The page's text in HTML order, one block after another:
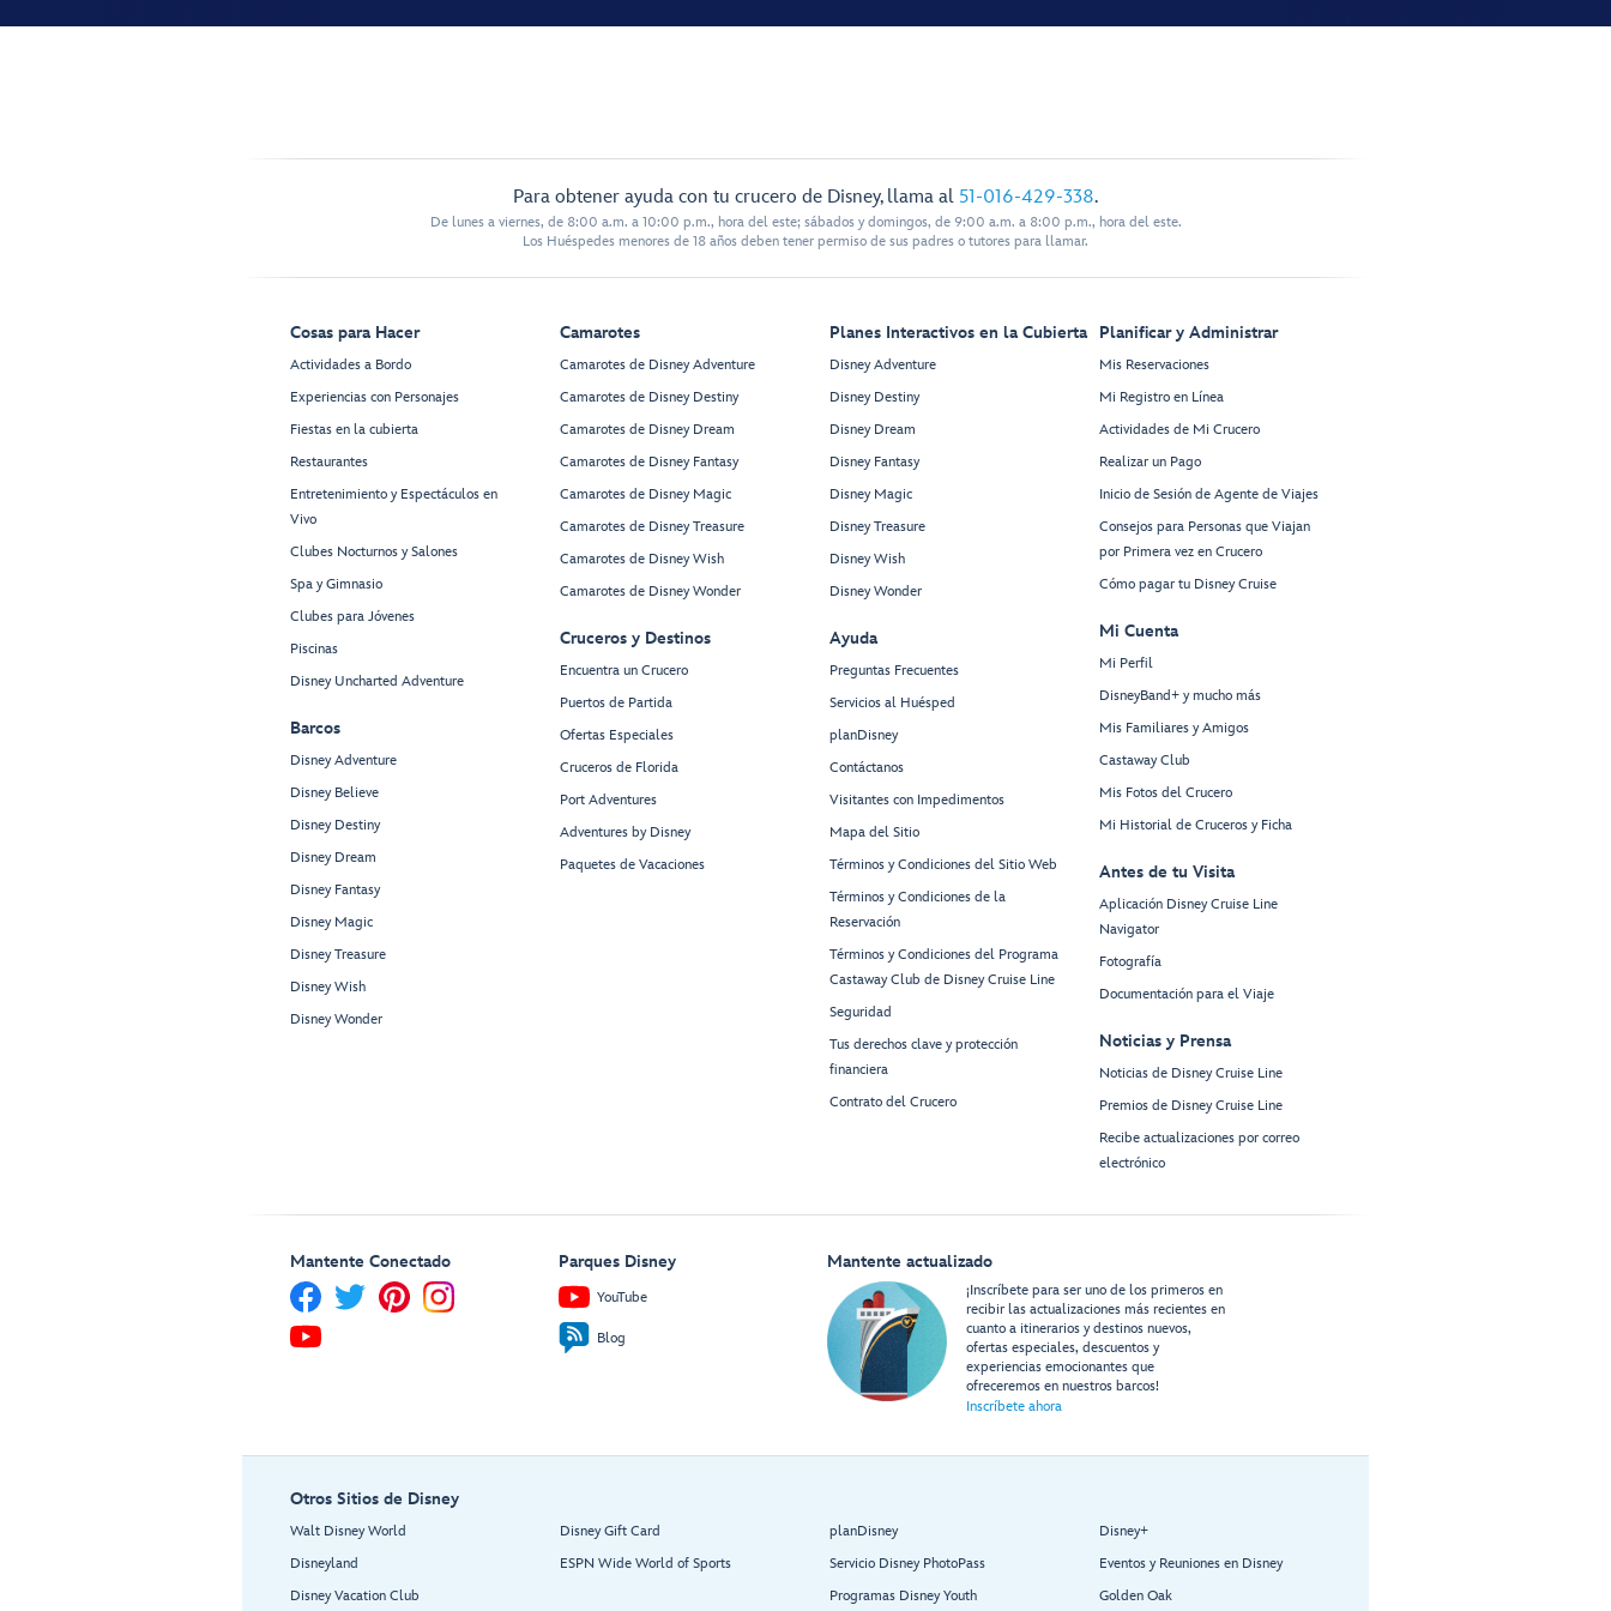
Para obtener ayuda con tu crucero de Disney, llama al 51-016-429-338.
De lunes a viernes, de 8:00 a.m. a 10:00 p.m., hora del este; sábados y domingos, de 9:00 a.m. a 8:00 p.m., hora del este.
Los Huéspedes menores de 18 años deben tener permiso de sus padres o tutores para llamar.
Cosas para Hacer
Actividades a Bordo
Experiencias con Personajes
Fiestas en la cubierta
Restaurantes
Entretenimiento y Espectáculos en
Vivo
Clubes Nocturnos y Salones
Spa y Gimnasio
Clubes para Jóvenes
Piscinas
Disney Uncharted Adventure
Barcos
Disney Adventure
Disney Believe
Disney Destiny
Disney Dream
Disney Fantasy
Disney Magic
Disney Treasure
Disney Wish
Disney Wonder
Camarotes
Camarotes de Disney Adventure
Camarotes de Disney Destiny
Camarotes de Disney Dream
Camarotes de Disney Fantasy
Camarotes de Disney Magic
Camarotes de Disney Treasure
Camarotes de Disney Wish
Camarotes de Disney Wonder
Cruceros y Destinos
Encuentra un Crucero
Puertos de Partida
Ofertas Especiales
Cruceros de Florida
Port Adventures
Adventures by Disney
Paquetes de Vacaciones
Planes Interactivos en la Cubierta
Disney Adventure
Disney Destiny
Disney Dream
Disney Fantasy
Disney Magic
Disney Treasure
Disney Wish
Disney Wonder
Ayuda
Preguntas Frecuentes
Servicios al Huésped
planDisney
Contáctanos
Visitantes con Impedimentos
Mapa del Sitio
Términos y Condiciones del Sitio Web
Términos y Condiciones de la
Reservación
Términos y Condiciones del Programa
Castaway Club de Disney Cruise Line
Seguridad
Tus derechos clave y protección
financiera
Contrato del Crucero
Planificar y Administrar
Mis Reservaciones
Mi Registro en Línea
Actividades de Mi Crucero
Realizar un Pago
Inicio de Sesión de Agente de Viajes
Consejos para Personas que Viajan
por Primera vez en Crucero
Cómo pagar tu Disney Cruise
Mi Cuenta
Mi Perfil
DisneyBand+ y mucho más
Mis Familiares y Amigos
Castaway Club
Mis Fotos del Crucero
Mi Historial de Cruceros y Ficha
Antes de tu Visita
Aplicación Disney Cruise Line
Navigator
Fotografía
Documentación para el Viaje
Noticias y Prensa
Noticias de Disney Cruise Line
Premios de Disney Cruise Line
Recibe actualizaciones por correo
electrónico
Mantente Conectado Parques Disney
YouTube
Blog
Mantente actualizado
¡Inscríbete para ser uno de los primeros en
recibir las actualizaciones más recientes en
cuanto a itinerarios y destinos nuevos,
ofertas especiales, descuentos y
experiencias emocionantes que
ofreceremos en nuestros barcos!
Inscríbete ahora
Otros Sitios de Disney
Walt Disney World
Disneyland
Disney Vacation Club
Disney Gift Card
ESPN Wide World of Sports
planDisney
Servicio Disney PhotoPass
Programas Disney Youth
Disney+
Eventos y Reuniones en Disney
Golden Oak